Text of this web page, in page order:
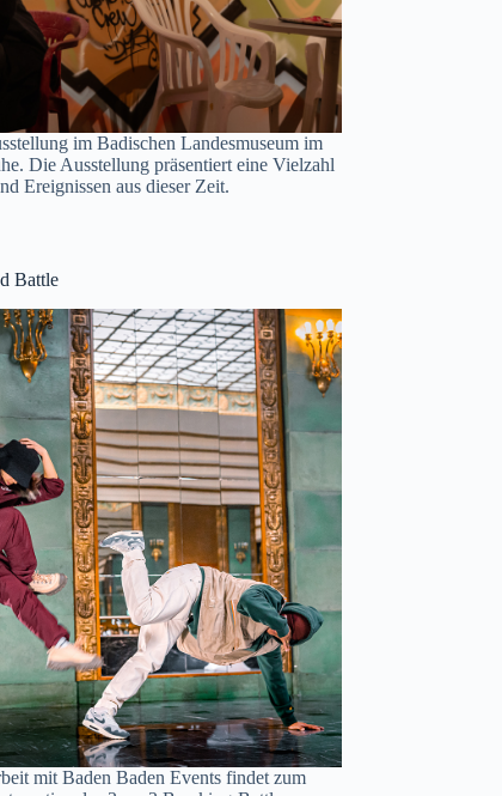
im Badischen Landesmuseum im
Die Ausstellung präsentiert eine Vielzahl
Ereignissen aus dieser Zeit.
Battle
mit Baden Baden Events findet zum